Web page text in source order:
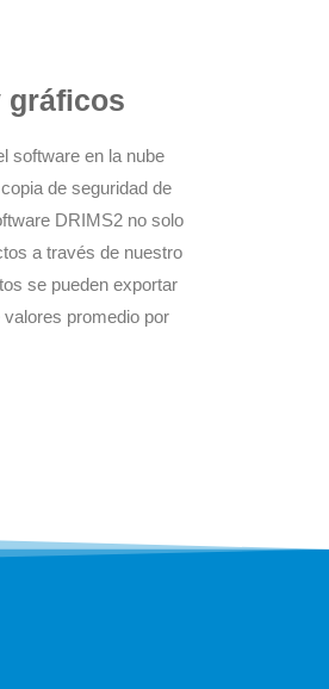
gráficos
software en la nube
de seguridad de
DRIMS2 no solo
a través de nuestro
se pueden exportar
promedio por